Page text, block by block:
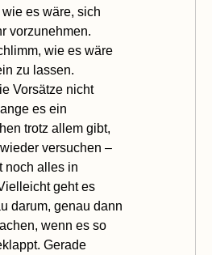
es wäre, sich
vorzunehmen.
wie es wäre
zu lassen.
Vorsätze nicht
es ein
trotz allem gibt,
versuchen –
noch alles in
geht es
darum, genau dann
wenn es so
Gerade